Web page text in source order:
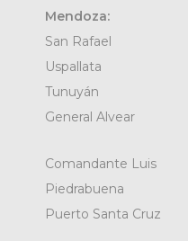
Mendoza:
San Rafael
Uspallata
Tunuyán
General Alvear
Comandante Luis
Piedrabuena
Puerto Santa Cruz